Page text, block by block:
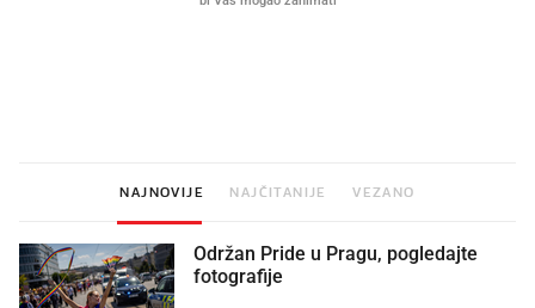
NAJNOVIJE NAJČITANIJE VEZANO
Održan Pride u Pragu, pogledajte
fotografije